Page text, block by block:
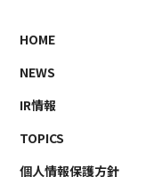
HOME
NEWS
IR情報
TOPICS
個人情報保護方針